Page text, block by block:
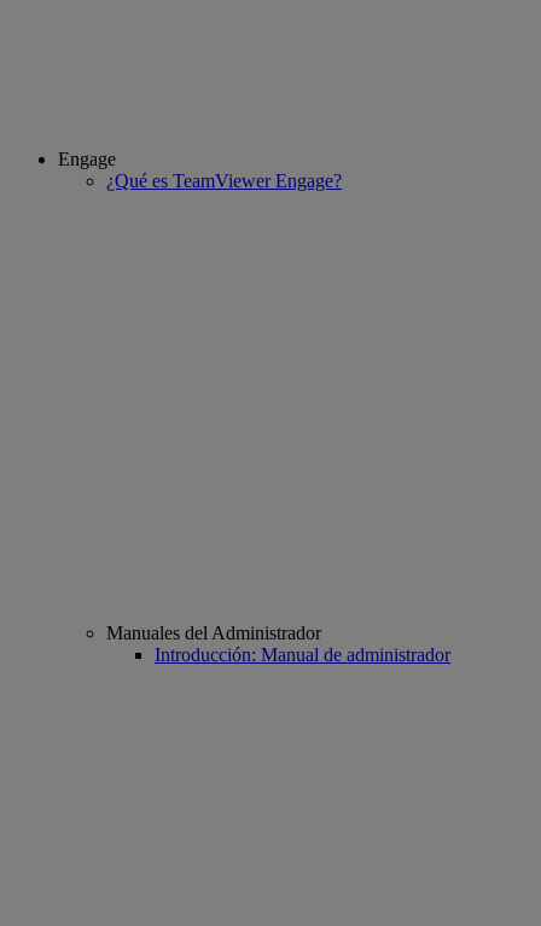
Engage
¿Qué es TeamViewer Engage?
Manuales del Administrador
Introducción: Manual de administrador